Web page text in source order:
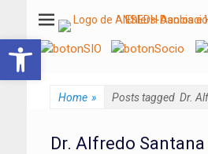
Abrir barra de herramientas
Asociación Nacional del
Home » Posts tagged Dr.
Dr. Alfredo Santana